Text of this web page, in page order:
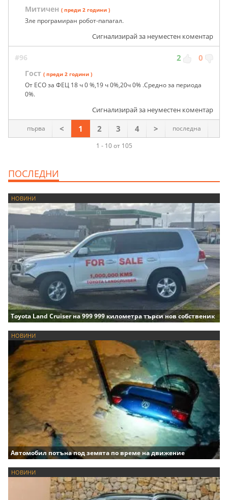
Митичен ( преди 2 години )
Зле програмиран робот-папагал.
Сигнализирай за неуместен коментар
#96 2 0
Гост ( преди 2 години )
От ЕСО за ФЕЦ 18 ч 0 %,19 ч 0%,20ч 0% .Средно за периода
0%.
Сигнализирай за неуместен коментар
1 - 10 от 105
първа < 1 2 3 4 > последна
ПОСЛЕДНИ
НОВИНИ
Toyota Land Cruiser на 999 999 километра търси нов собственик
НОВИНИ
Автомобил потъна под земята по време на движение
НОВИНИ